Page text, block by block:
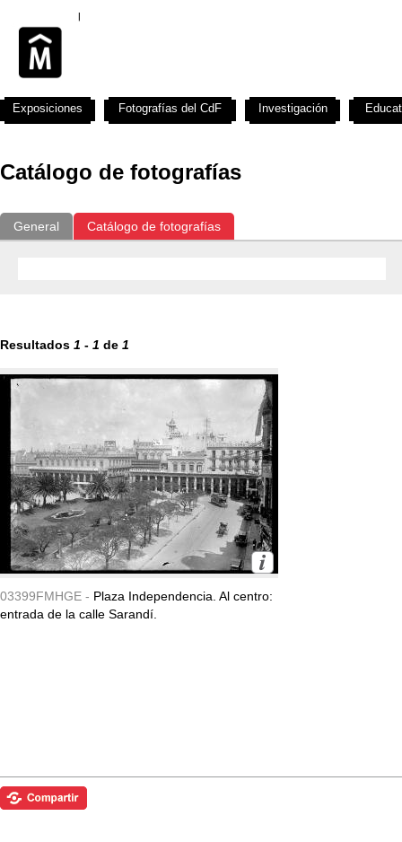
Catálogo de fotografías
General Catálogo de fotografías
Resultados 1 - 1 de 1
03399FMHGE - Plaza Independencia. Al centro:
entrada de la calle Sarandí.
Exposiciones Fotografías del CdF Investigación